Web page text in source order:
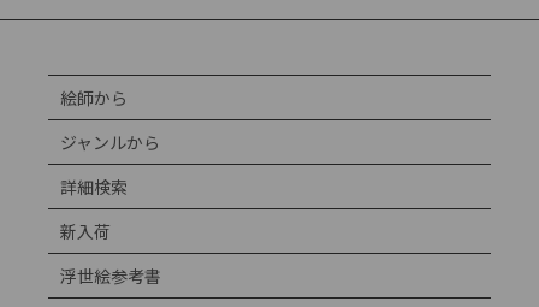
絵師から
ジャンルから
詳細検索
新入荷
浮世絵参考書